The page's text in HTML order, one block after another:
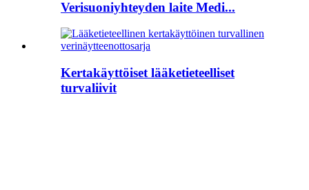
Verisuoniyhteyden laite Medi...
Kertakäyttöiset lääketieteelliset
turvaliivit